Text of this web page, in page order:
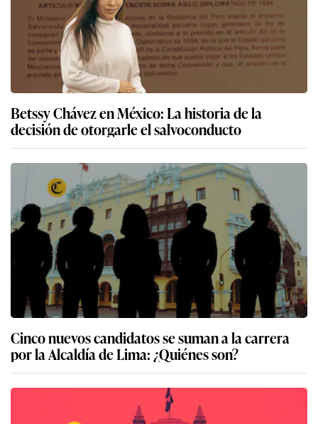
Betssy Chávez en México: La historia de la
decisión de otorgarle el salvoconducto
Cinco nuevos candidatos se suman a la carrera
por la Alcaldía de Lima: ¿Quiénes son?